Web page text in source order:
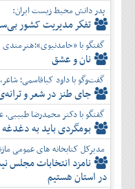
پدر دانش محیط زیست ایران:
تفكر مديريت کشور
گفتگو با
نان و عشق
گفت‌وگو با داود کیاقاسمی؛ شاعر،
جای طنز در شعر و
گفتگو با دکتر محمدرضا طبیبی،
بومگردی باید به
مدیرکل کتابخانه های عمومی
نامزد انتخابات مجلس
در استان هستیم